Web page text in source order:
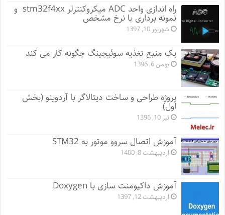
راه اندازی واحد ADC میکروکنترلر stm32f4xx و
نمونه برداری با نرخ مشخص
شهریور 10, 1397
یک منبع تغذیه سوئیچینگ چگونه کار می کند
بهمن 6, 1396
پروژه طراحی و ساخت دیتالاگر با آردوینو (بخش
اول)
تیر 10, 1396
آموزش اتصال سروو موتور به STM32
اردیبهشت 8, 1400
آموزش داکیومنت سازی با Doxygen
اردیبهشت 12, 1397